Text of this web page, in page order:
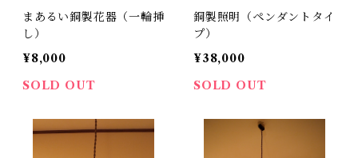
まあるい銅製花器（一輪挿
し）
¥8,000
SOLD OUT
銅製照明（ペンダントタイ
プ）
¥38,000
SOLD OUT